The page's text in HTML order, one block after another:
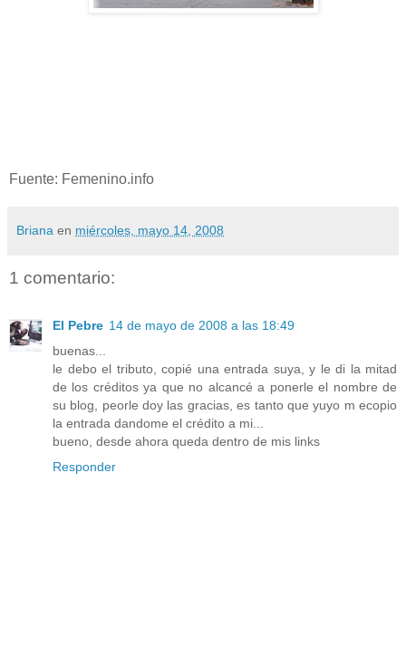
Fuente: Femenino.info
Briana en miércoles, mayo 14, 2008
1 comentario:
El Pebre 14 de mayo de 2008 a las 18:49
buenas...
le debo el tributo, copié una entrada suya, y le di la mitad
de los créditos ya que no alcancé a ponerle el nombre de
su blog, peorle doy las gracias, es tanto que yuyo m ecopio
la entrada dandome el crédito a mi...
bueno, desde ahora queda dentro de mis links
Responder